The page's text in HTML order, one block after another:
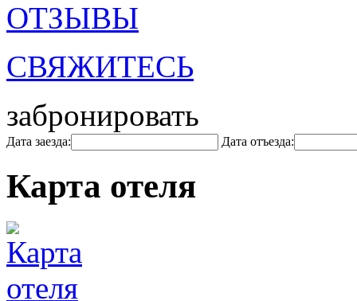
ОТЗЫВЫ
СВЯЖИТЕСЬ
забронировать
Дата заезда: Дата отъезда:
Карта отеля